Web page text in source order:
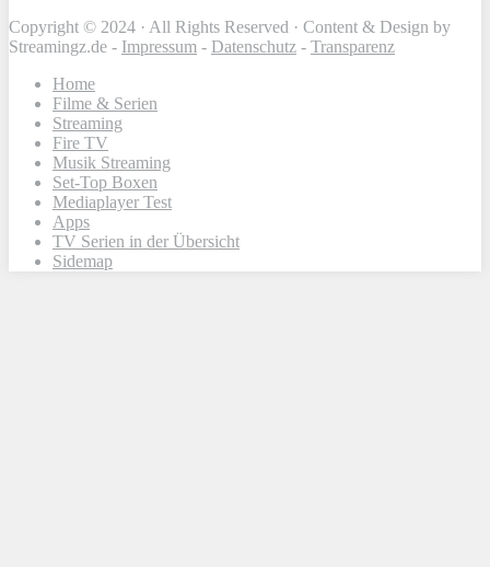
Copyright © 2024 · All Rights Reserved · Content & Design by
Streamingz.de - Impressum - Datenschutz - Transparenz
Home
Filme & Serien
Streaming
Fire TV
Musik Streaming
Set-Top Boxen
Mediaplayer Test
Apps
TV Serien in der Übersicht
Sidemap